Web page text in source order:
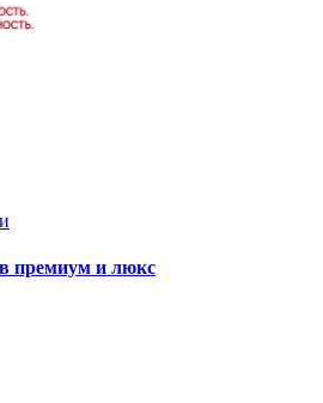
премиум и люкс